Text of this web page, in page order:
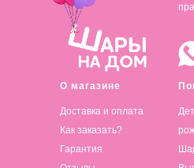
О магазине
Доставка и оплата
Как заказать?
Гарантия